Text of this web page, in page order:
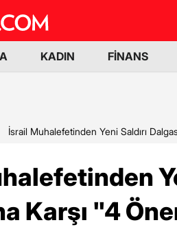
KADIN FİNANS
İsrail Muhalefetinden Yeni Saldırı
Karşı "4